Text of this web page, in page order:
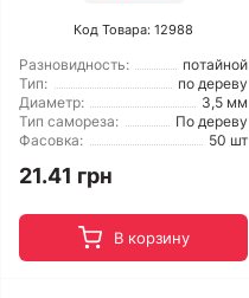
Код Товара: 12988
Разновидность:
потайной
Тип:
по дереву
Диаметр:
3,5 мм
Тип самореза:
По дереву
Фасовка:
50 шт
21.41 грн
В корзину